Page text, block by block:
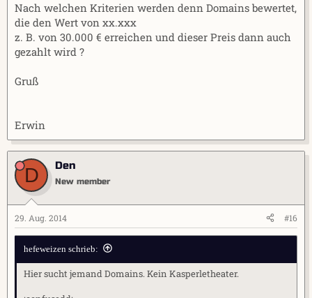
Nach welchen Kriterien werden denn Domains bewertet,
die den Wert von xx.xxx
z. B. von 30.000 € erreichen und dieser Preis dann auch
gezahlt wird ?
Gruß
Erwin
D Den
New member
29. Aug. 2014 #16
hefeweizen schrieb:
Hier sucht jemand Domains. Kein Kasperletheater.